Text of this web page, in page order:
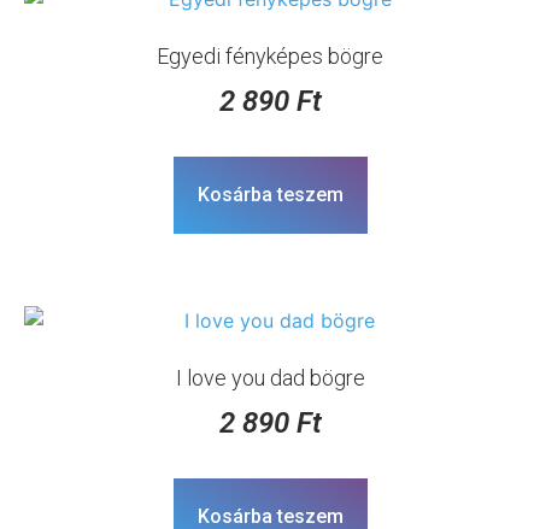
Egyedi fényképes bögre
2 890 Ft
Kosárba teszem
I love you dad bögre
2 890 Ft
Kosárba teszem